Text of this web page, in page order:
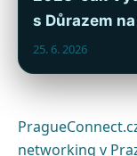
s Důrazem
25. 6. 2026
networking v